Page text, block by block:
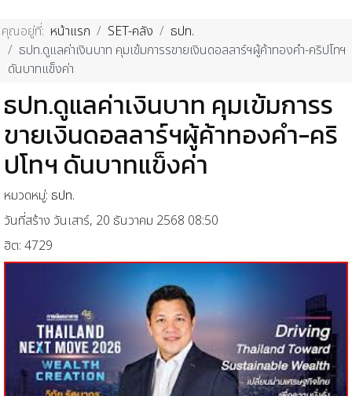
คุณอยู่ที่: หน้าแรก SET-คลัง
ธปท.
ธปท.ดูแลค่าเงินบาท คุมเข้มการรขายเงินดอลลาร์ฯผู้ค้าทองคำ-คริปโทฯ
ดันบาทแข็งค่า
ธปท.ดูแลค่าเงินบาท คุมเข้มการร
ขายเงินดอลลาร์ฯผู้ค้าทองคำ-คริ
ปโทฯ ดันบาทแข็งค่า
หมวดหมู่: ธปท.
วันที่สร้าง วันเสาร์, 20 ธันวาคม 2568 08:50
ฮิต: 4729